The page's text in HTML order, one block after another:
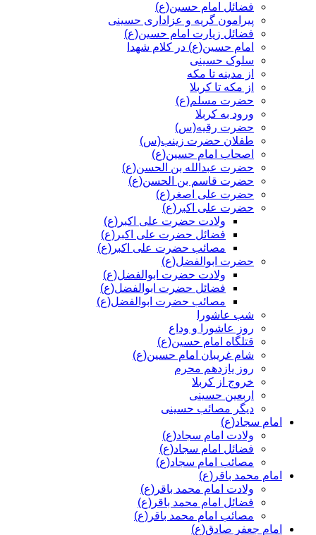
فضائل امام حسین(ع)
پیرامون گریه و عزاداری حسینی
فضائل زیارت امام حسین(ع)
امام حسین(ع) در کلام شهدا
سلوک حسینی
از مدینه تا مکه
از مکه تا کربلا
حضرت مسلم(ع)
ورود به کربلا
حضرت رقیه(س)
طفلان حضرت زینب(س)
اصحاب امام حسین(ع)
حضرت عبدالله بن الحسن(ع)
حضرت قاسم بن الحسن(ع)
حضرت علی اصغر(ع)
حضرت علی اکبر(ع)
ولادت حضرت علی اکبر(ع)
فضائل حضرت علی اکبر(ع)
مصائب حضرت علی اکبر(ع)
حضرت ابوالفضل(ع)
ولادت حضرت ابوالفضل(ع)
فضائل حضرت ابوالفضل(ع)
مصائب حضرت ابوالفضل(ع)
شب عاشورا
روز عاشورا و وداع
قتلگاه امام حسین(ع)
شام غریبان امام حسین(ع)
روز یازدهم محرم
خروج از کربلا
اربعین حسینی
دیگر مصائب حسینی
امام سجاد(ع)
ولادت امام سجاد(ع)
فضائل امام سجاد(ع)
مصائب امام سجاد(ع)
امام محمد باقر(ع)
ولادت امام محمد باقر(ع)
فضائل امام محمد باقر(ع)
مصائب امام محمد باقر(ع)
امام جعفر صادق(ع)